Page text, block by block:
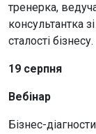
тренерка,
консультантка
сталості бізнесу.
19 серпня
Вебінар
Бізнес-